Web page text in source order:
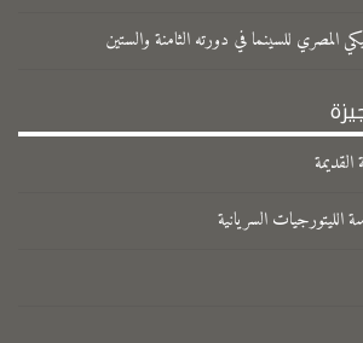
المصري للسينما في دورته الثامنة والستين
القديمة
السريانية